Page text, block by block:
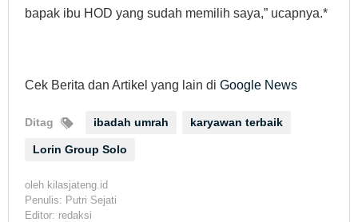
bapak ibu HOD yang sudah memilih saya,” ucapnya.*
Cek Berita dan Artikel yang lain di Google News
Ditag ibadah umrah karyawan terbaik
Lorin Group Solo
oleh kilasjateng.id
Penulis: Putri Sejati
Editor: redaksi